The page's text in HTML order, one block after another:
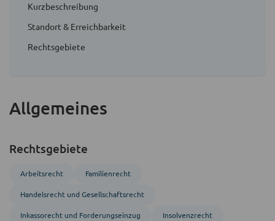
Kurzbeschreibung
Standort & Erreichbarkeit
Rechtsgebiete
Allgemeines
Rechtsgebiete
Arbeitsrecht Familienrecht
Handels­recht und Gesellschafts­recht
Inkasso­recht und Forderungs­einzug Insolvenzrecht